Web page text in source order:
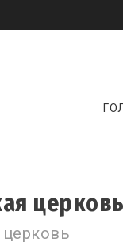
церковь